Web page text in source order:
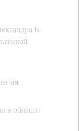
II.
в области